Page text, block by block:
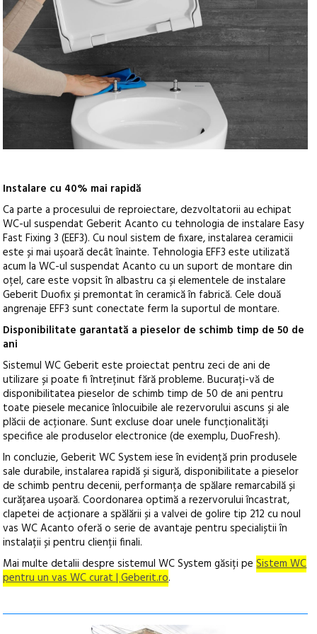
Instalare cu 40% mai rapidă
Ca parte a procesului de reproiectare, dezvoltatorii au echipat
WC-ul suspendat Geberit Acanto cu tehnologia de instalare Easy
Fast Fixing 3 (EEF3). Cu noul sistem de fixare, instalarea ceramicii
este și mai ușoară decât înainte. Tehnologia EFF3 este utilizată
acum la WC-ul suspendat Acanto cu un suport de montare din
oțel, care este vopsit în albastru ca și elementele de instalare
Geberit Duofix și premontat în ceramică în fabrică. Cele două
angrenaje EFF3 sunt conectate ferm la suportul de montare.
Disponibilitate garantată a pieselor de schimb timp de 50 de
ani
Sistemul WC Geberit este proiectat pentru zeci de ani de
utilizare și poate fi întreținut fără probleme. Bucurați-vă de
disponibilitatea pieselor de schimb timp de 50 de ani pentru
toate piesele mecanice înlocuibile ale rezervorului ascuns și ale
plăcii de acționare. Sunt excluse doar unele funcționalități
specifice ale produselor electronice (de exemplu, DuoFresh).
In concluzie, Geberit WC System iese în evidență prin produsele
sale durabile, instalarea rapidă și sigură, disponibilitate a pieselor
de schimb pentru decenii, performanța de spălare remarcabilă și
curățarea ușoară. Coordonarea optimă a rezervorului încastrat,
clapetei de acționare a spălării și a valvei de golire tip 212 cu noul
vas WC Acanto oferă o serie de avantaje pentru specialiștii în
instalații și pentru clienții finali.
Mai multe detalii despre sistemul WC System găsiți peSistem WC
pentru un vas WC curat | Geberit.ro.